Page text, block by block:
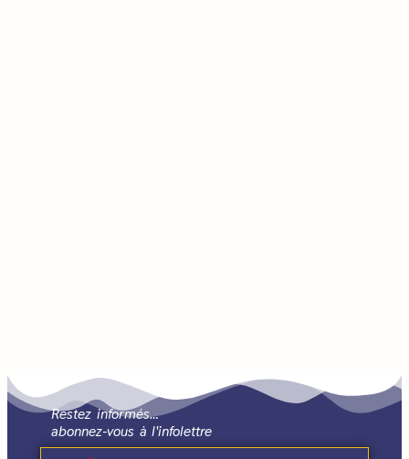
Restez informés…
abonnez-vous à l'infolettre